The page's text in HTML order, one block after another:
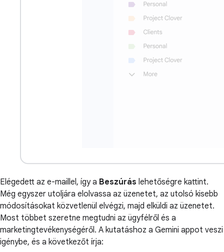
Elégedett az e-maillel, így a Beszúrás lehetőségre kattint.
Még egyszer utoljára elolvassa az üzenetet, az utolsó kisebb
módosításokat közvetlenül elvégzi, majd elküldi az üzenetet.
Most többet szeretne megtudni az ügyfélről és a
marketingtevékenységéről. A kutatáshoz a Gemini appot veszi
igénybe, és a következőt írja: